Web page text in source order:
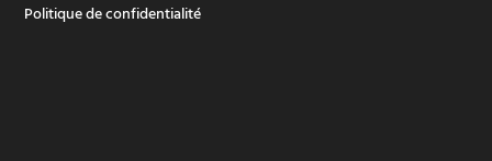
Politique de confidentialité